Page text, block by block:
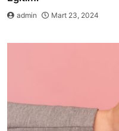
admin Mart 23, 2024